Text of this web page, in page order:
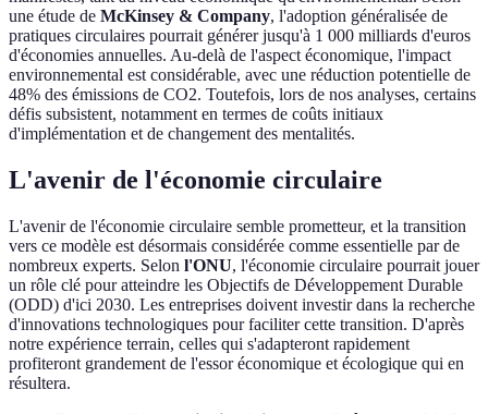
une étude de McKinsey & Company, l'adoption généralisée de
pratiques circulaires pourrait générer jusqu'à 1 000 milliards d'euros
d'économies annuelles. Au-delà de l'aspect économique, l'impact
environnemental est considérable, avec une réduction potentielle de
48% des émissions de CO2. Toutefois, lors de nos analyses, certains
défis subsistent, notamment en termes de coûts initiaux
d'implémentation et de changement des mentalités.
L'avenir de l'économie circulaire
L'avenir de l'économie circulaire semble prometteur, et la transition
vers ce modèle est désormais considérée comme essentielle par de
nombreux experts. Selon l'ONU, l'économie circulaire pourrait jouer
un rôle clé pour atteindre les Objectifs de Développement Durable
(ODD) d'ici 2030. Les entreprises doivent investir dans la recherche
d'innovations technologiques pour faciliter cette transition. D'après
notre expérience terrain, celles qui s'adapteront rapidement
profiteront grandement de l'essor économique et écologique qui en
résultera.